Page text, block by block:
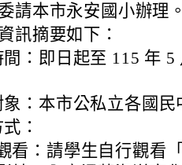
請本市永安國小辦理。
訊摘要如下：
間：即日起至 115 年
：本市公私立各國民
：
看：請學生自行觀看